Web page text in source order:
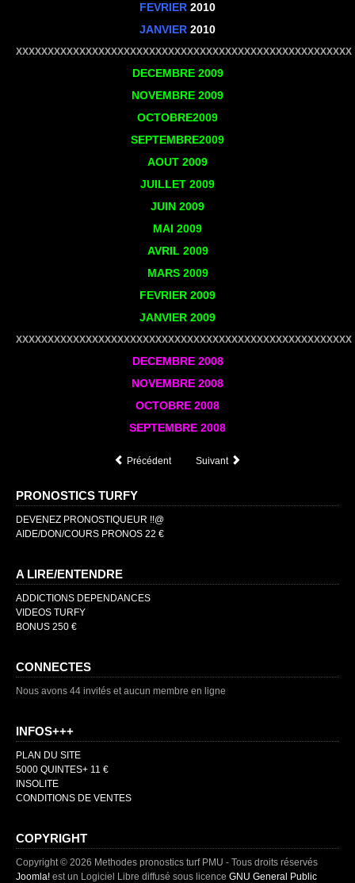
FEVRIER 2010
JANVIER 2010
XXXXXXXXXXXXXXXXXXXXXXXXXXXXXXXXXXXXXXXXXXXXXXXXXXXXX
DECEMBRE2009
NOVEMBRE 2009
OCTOBRE2009
SEPTEMBRE2009
AOUT 2009
JUILLET 2009
JUIN 2009
MAI 2009
AVRIL 2009
MARS 2009
FEVRIER 2009
JANVIER 2009
XXXXXXXXXXXXXXXXXXXXXXXXXXXXXXXXXXXXXXXXXXXXXXXXXXXXX
DECEMBRE2008
NOVEMBRE 2008
OCTOBRE 2008
SEPTEMBRE 2008
Précédent Suivant
PRONOSTICS TURFY
DEVENEZ PRONOSTIQUEUR !!@
AIDE/DON/COURS PRONOS 22 €
A LIRE/ENTENDRE
ADDICTIONS DEPENDANCES
VIDEOS TURFY
BONUS 250 €
CONNECTES
Nous avons 44 invités et aucun membre en ligne
INFOS+++
PLAN DU SITE
5000 QUINTES+ 11 €
INSOLITE
CONDITIONS DE VENTES
COPYRIGHT
Copyright © 2026 Methodes pronostics turf PMU - Tous droits réservés
Joomla! est un Logiciel Libre diffusé sous licence GNU General Public